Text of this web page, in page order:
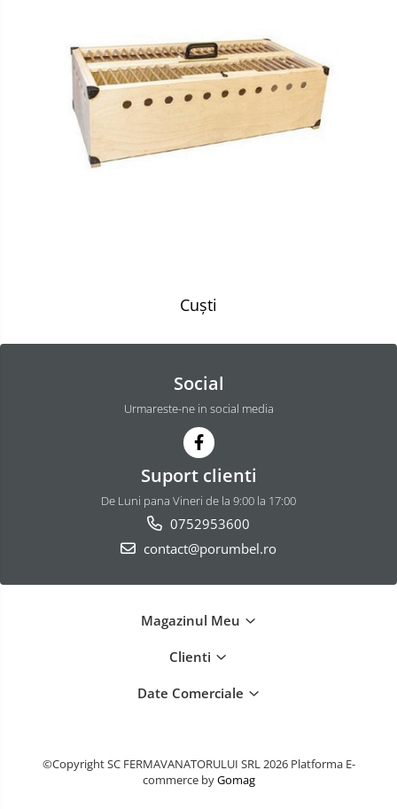
Cuști
Social
Urmareste-ne in social media
Suport clienti
De Luni pana Vineri de la 9:00 la 17:00
0752953600
contact@porumbel.ro
Magazinul Meu
Clienti
Date Comerciale
©Copyright SC FERMAVANATORULUI SRL 2026 Platforma E-
commerce byGomag